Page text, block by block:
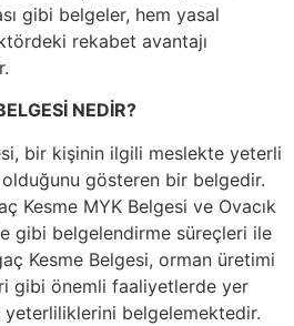
gibi belgeler, hem yasal
rekabet avantajı
NEDİR?
bir kişinin ilgili meslekte yeterli
gösteren bir belgedir.
Kesme MYK Belgesi ve Ovacık
gibi belgelendirme süreçleri ile
Kesme Belgesi, orman üretimi
gibi önemli faaliyetlerde yer
belgelemektedir.